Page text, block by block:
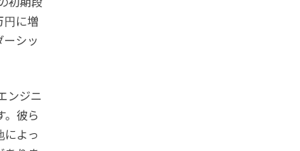
初期段
円に増
ーシッ
ンジニ
。彼ら
によっ